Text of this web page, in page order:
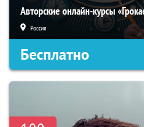
Авторские онлайн-курсы
Россия
Бесплатно